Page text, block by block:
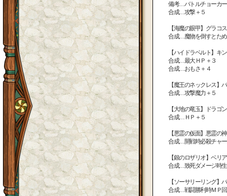
備考…バトルチョーカ
合成…攻撃＋５
【海魔の眼甲】グラコス
合成…魔物を倒すとた
【ハイドラベルト】キ
合成…最大ＨＰ＋３
合成…おもさ＋４
【魔王のネックレス】
合成…攻撃魔力＋５
【大地の竜玉】ドラゴ
合成…ＨＰ＋５
【悪霊の仮面】悪霊の
合成…開戦時必殺チャ
【銀のロザリオ】ベリ
合成…致死ダメージ時
【ソーサリーリング】
合成…戦闘勝利時ＭＰ